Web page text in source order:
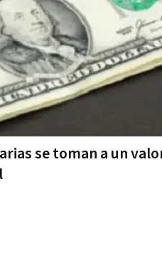
se toman a un